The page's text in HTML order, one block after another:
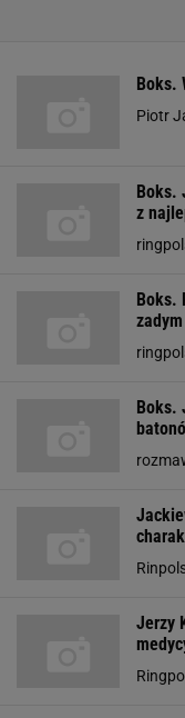
Boks.
Piotr
Boks.
z
Boks.
Boks.
Jerzy